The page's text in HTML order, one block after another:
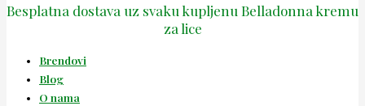
Besplatna dostava uz svaku kupljenu Belladonna kremu
za lice
Brendovi
Blog
O nama